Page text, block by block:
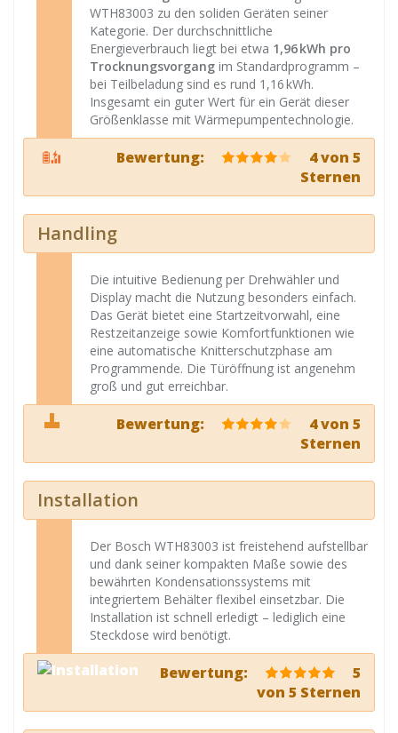
WTH83003 zu den soliden Geräten seiner
Kategorie. Der durchschnittliche
Energieverbrauch liegt bei etwa 1,96 kWh pro
Trocknungsvorgang im Standardprogramm –
bei Teilbeladung sind es rund 1,16 kWh.
Insgesamt ein guter Wert für ein Gerät dieser
Größenklasse mit Wärmepumpentechnologie.
Bewertung:
4 von 5
Sternen
Handling
Die intuitive Bedienung per Drehwähler und
Display macht die Nutzung besonders einfach.
Das Gerät bietet eine Startzeitvorwahl, eine
Restzeitanzeige sowie Komfortfunktionen wie
eine automatische Knitterschutzphase am
Programmende. Die Türöffnung ist angenehm
groß und gut erreichbar.
Bewertung:
4 von 5
Sternen
Installation
Der Bosch WTH83003 ist freistehend aufstellbar
und dank seiner kompakten Maße sowie des
bewährten Kondensationssystems mit
integriertem Behälter flexibel einsetzbar. Die
Installation ist schnell erledigt – lediglich eine
Steckdose wird benötigt.
Bewertung:
5
von 5 Sternen